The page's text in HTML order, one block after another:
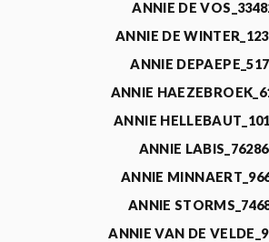
ANNIE DE
ANNIE DE
ANNIE
ANNIE
ANNIE
ANNIE LABIS_76286
ANNIE
ANNIE
ANNIE VAN DE